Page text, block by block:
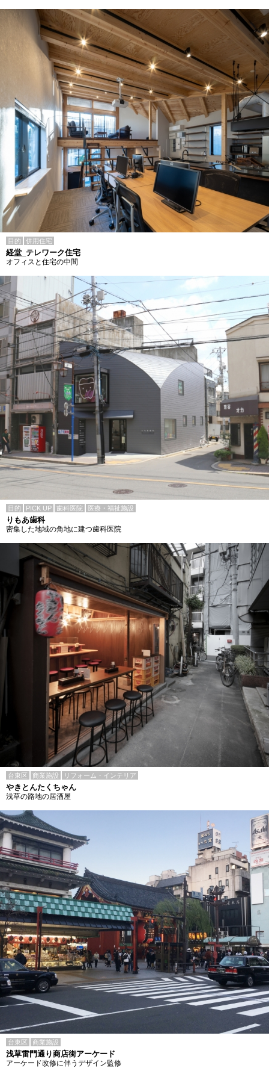
目的 併用住宅
経堂_テレワーク住宅
オフィスと住宅の中間
目的 PICK UP 歯科医院 医療・福祉施設
りもあ歯科
密集した地域の角地に建つ歯科医院
台東区 商業施設 リフォーム・インテリア
やきとんたくちゃん
浅草の路地の居酒屋
台東区 商業施設
浅草雷門通り商店街アーケード
アーケード改修に伴うデザイン監修